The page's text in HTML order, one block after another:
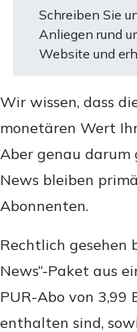
Schreiben Sie
Anliegen rund
Website und
Wir wissen, dass
monetären Wert
Aber genau darum
News bleiben
Abonnenten.
Rechtlich gesehen
News“-Paket aus
PUR-Abo von 3,99
enthalten sind,